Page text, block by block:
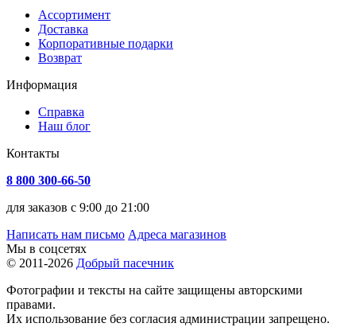
Ассортимент
Доставка
Корпоративные подарки
Возврат
Информация
Справка
Наш блог
Контакты
8 800 300-66-50
для заказов с 9:00 до 21:00
Написать нам письмо Адреса магазинов
Мы в соцсетях
© 2011-2026 Добрый пасечник
Фотографии и тексты на сайте защищены авторскими
правами.
Их использование без согласия администрации запрещено.